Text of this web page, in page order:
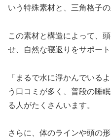
いう特殊素材と、三角格子
この素材と構造によって、
せ、自然な寝返りをサポート
「まるで水に浮かんでいる
う口コミが多く、普段の睡
る人がたくさんいます。
さらに、体のラインや頭の